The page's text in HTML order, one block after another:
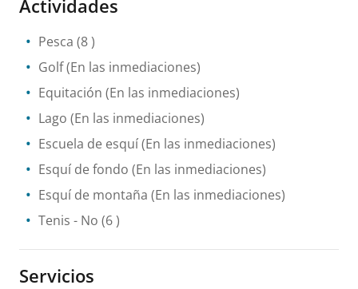
Actividades
Pesca (8 )
Golf(En las inmediaciones)
Equitación (En las inmediaciones)
Lago (En las inmediaciones)
Escuela de esquí(En las inmediaciones)
Esquí de fondo (En las inmediaciones)
Esquí de montaña (En las inmediaciones)
Tenis - No (6 )
Servicios